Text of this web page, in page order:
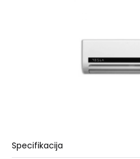
Specifikacija